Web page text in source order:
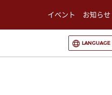
イベント お知らせ
選択すると
LANGUAGE